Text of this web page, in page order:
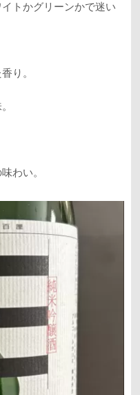
トかグリーンかで迷い
り。
わい。